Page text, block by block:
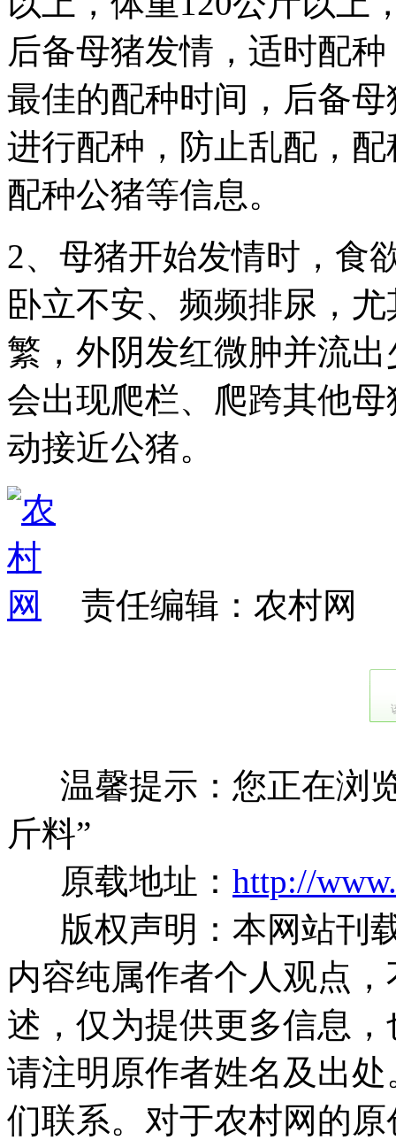
后备母猪发情，适时配
最佳的配种时间，后备
进行配种，防止乱配，
配种公猪等信息。
2、母猪开始发情时，食
卧立不安、频频排尿，
繁，外阴发红微肿并流
会出现爬栏、爬跨其他
动接近公猪。
责任编辑：农村网
温馨提示：您正在浏
斤料”
原载地址： http://
版权声明：本网站刊
内容纯属作者个人观点
述，仅为提供更多信息
请注明原作者姓名及出
们联系。对于农村网的